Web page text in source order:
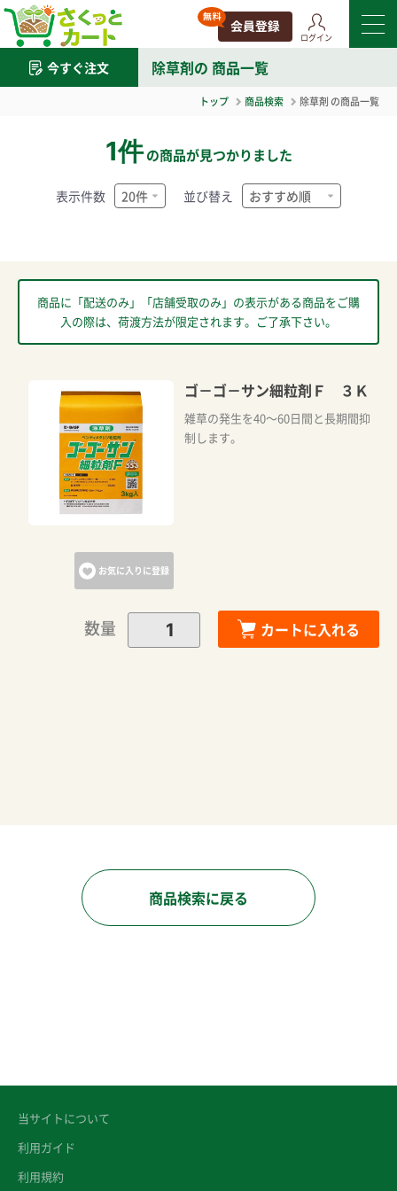
ログイン
今すぐ注文 除草剤の 商品一覧
トップ 商品検索 除草剤 の商品一覧
1件 の商品が見つかりました
表示件数 並び替え
商品に「配送のみ」「店舗受取のみ」の表示がある商品をご購
入の際は、荷渡方法が限定されます。ご了承下さい。
お気に入りに登録
ゴ－ゴ－サン細粒剤Ｆ ３Ｋ
雑草の発生を40～60日間と長期間抑
制します。
数量 カートに入れる
カートに追加しました。
商品検索に戻る
当サイトについて
利用ガイド
利用規約